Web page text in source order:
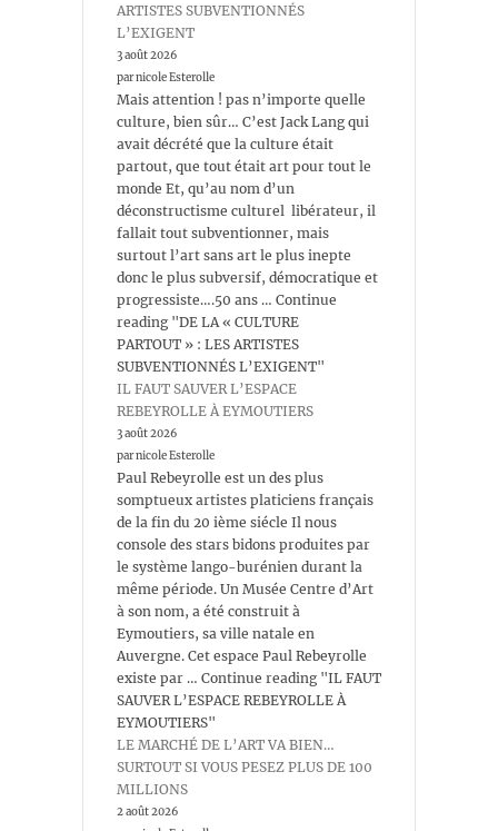
ARTISTES SUBVENTIONNÉS
L’EXIGENT
3 août 2026
par nicole Esterolle
Mais attention ! pas n’importe quelle
culture, bien sûr… C’est Jack Lang qui
avait décrété que la culture était
partout, que tout était art pour tout le
monde Et, qu’au nom d’un
déconstructisme culturel libérateur, il
fallait tout subventionner, mais
surtout l’art sans art le plus inepte
donc le plus subversif, démocratique et
progressiste….50 ans … Continue
reading "DE LA « CULTURE
PARTOUT » : LES ARTISTES
SUBVENTIONNÉS L’EXIGENT"
IL FAUT SAUVER L’ESPACE
REBEYROLLE À EYMOUTIERS
3 août 2026
par nicole Esterolle
Paul Rebeyrolle est un des plus
somptueux artistes platiciens français
de la fin du 20 ième siécle Il nous
console des stars bidons produites par
le système lango-burénien durant la
même période. Un Musée Centre d’Art
à son nom, a été construit à
Eymoutiers, sa ville natale en
Auvergne. Cet espace Paul Rebeyrolle
existe par … Continue reading "IL FAUT
SAUVER L’ESPACE REBEYROLLE À
EYMOUTIERS"
LE MARCHÉ DE L’ART VA BIEN…
SURTOUT SI VOUS PESEZ PLUS DE 100
MILLIONS
2 août 2026